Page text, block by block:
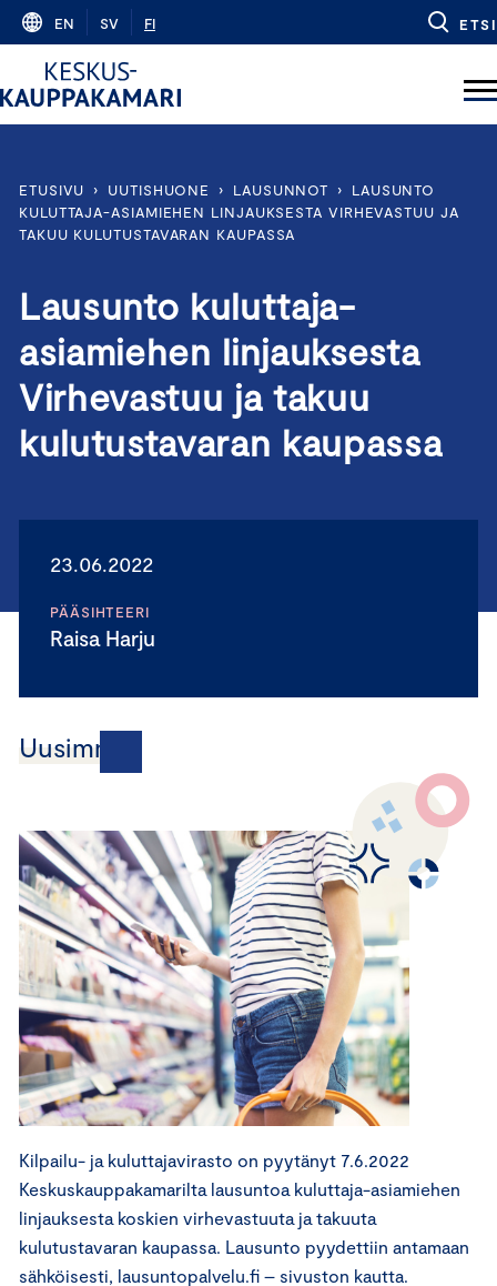
Skip
content
EN SV FI ETSI
ETUSIVU › UUTISHUONE › LAUSUNNOT ›
LAUSUNTO
KULUTTAJA-ASIAMIEHEN LINJAUKSESTA VIRHEVASTUU JA
TAKUU KULUTUSTAVARAN KAUPASSA
Lausunto kuluttaja-
asiamiehen linjauksesta
Virhevastuu ja takuu
kulutustavaran kaupassa
23.06.2022
PÄÄSIHTEERI
Raisa Harju
Uusimmat
Kilpailu- ja kuluttajavirasto on pyytänyt 7.6.2022
Keskuskauppakamarilta lausuntoa kuluttaja-asiamiehen
linjauksesta koskien virhevastuuta ja takuuta
kulutustavaran kaupassa. Lausunto pyydettiin antamaan
sähköisesti, lausuntopalvelu.fi – sivuston kautta.